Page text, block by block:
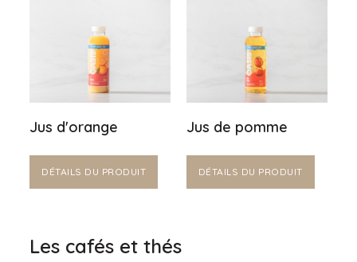
Jus d'orange
DÉTAILS DU PRODUIT
Jus de pomme
DÉTAILS DU PRODUIT
Les cafés et thés